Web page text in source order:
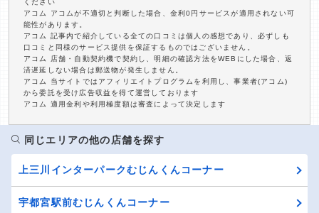
ください
アコム アコムが不適切と判断した場合、金利0円サービスが適用されない可
能性があります。
アコム 記事内で紹介している全ての口コミは個人の感想であり、必ずしも
口コミと同様のサービス提供を保証するものではございません。
アコム 店舗・自動契約機で契約し、明細の確認方法をWEBにした場合、返
済遅延しない場合は郵送物が発生しません。
アコム 当サイトではアフィリエイトプログラムを利用し、事業者(アコム)
から委託を受け広告収益を得て運営しております
アコム 適用金利や利用極度額は審査によって決定します
同じエリアの他の店舗を探す
上三川インターパークむじんくんコーナー
宇都宮駅前むじんくんコーナー